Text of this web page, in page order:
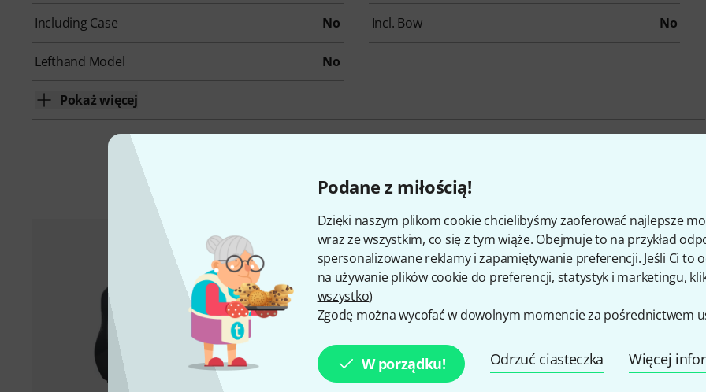
Podane z miłością!
Dzięki naszym plikom cookie chcielibyśmy zaoferować najlepsze
wraz ze wszystkim, co się z tym wiąże. Obejmuje to na przykład
spersonalizowane reklamy i zapamiętywanie preferencji. Jeśli Ci to
na używanie plików cookie do preferencji, statystyk i marketingu,
wszystko)
Zgodę można wycofać w dowolnym momencie za pośrednictwem
W porządku! Odrzuć ciasteczka Więcej
Including Case No Incl. Bow No
Lefthand Model No
Pokaż więcej
Akcesoria i pasujące produkty